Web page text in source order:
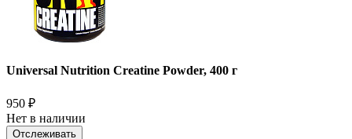
Universal Nutrition Creatine Powder, 400 г
950 ₽
Нет в наличии
Отслеживать